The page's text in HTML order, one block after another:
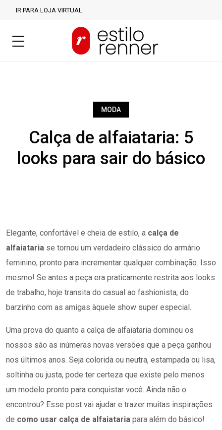
IR PARA LOJA VIRTUAL
MODA
Calça de alfaiataria: 5
looks para sair do básico
Elegante, confortável e cheia de estilo, a calça de
alfaiataria se tornou um verdadeiro clássico do armário
feminino, pronto para incrementar qualquer combinação. Isso
mesmo! Se antes a peça era praticamente restrita aos looks
de trabalho, hoje transita do casual ao fashionista, do
barzinho com as amigas àquele show super especial.
Uma prova do quanto a calça de alfaiataria dominou os
nossos são as inúmeras novas versões que a peça ganhou
nos últimos anos. Seja colorida ou neutra, estampada ou lisa,
soltinha ou justa, pode ter certeza que existe pelo menos
um modelo pronto para conquistar você. Ainda não o
encontrou? Esse post vai ajudar e trazer muitas inspirações
de como usar calça de alfaiataria para além do básico!